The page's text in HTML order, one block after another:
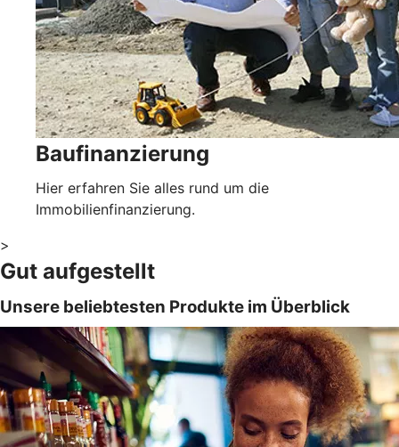
Baufinanzierung
Hier erfahren Sie alles rund um die
Immobilienfinanzierung.
>
Gut aufgestellt
Unsere beliebtesten Produkte im Überblick